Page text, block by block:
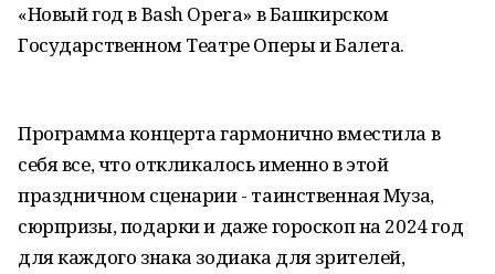
«Новый год в Bash Opera» в Башкирском
Государственном Театре Оперы и Балета.
Программа концерта гармонично вместила в
себя все, что откликалось именно в этой
праздничном сценарии - таинственная Муза,
сюрпризы, подарки и даже гороскоп на 2024 год
для каждого знака зодиака для зрителей,